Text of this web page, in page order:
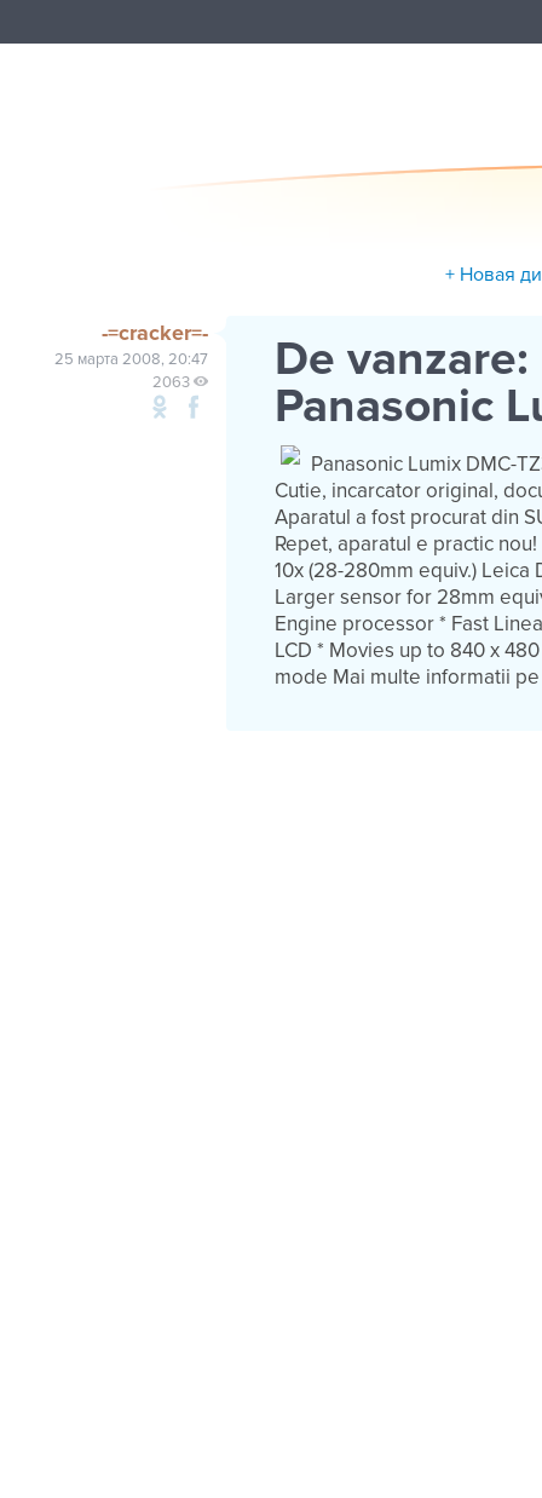
+ Новая
-=cracker=-
25 марта 2008, 20:47
2063
De
Panasonic
Panasonic Lumix DMC-
Cutie, incarcator original,
Aparatul a fost procurat din
Repet, aparatul e praсtic
10x (28-280mm equiv.)
Larger sensor for 28mm
Engine processor * Fast
LCD * Movies up to 840 x
mode Mai multe informatii